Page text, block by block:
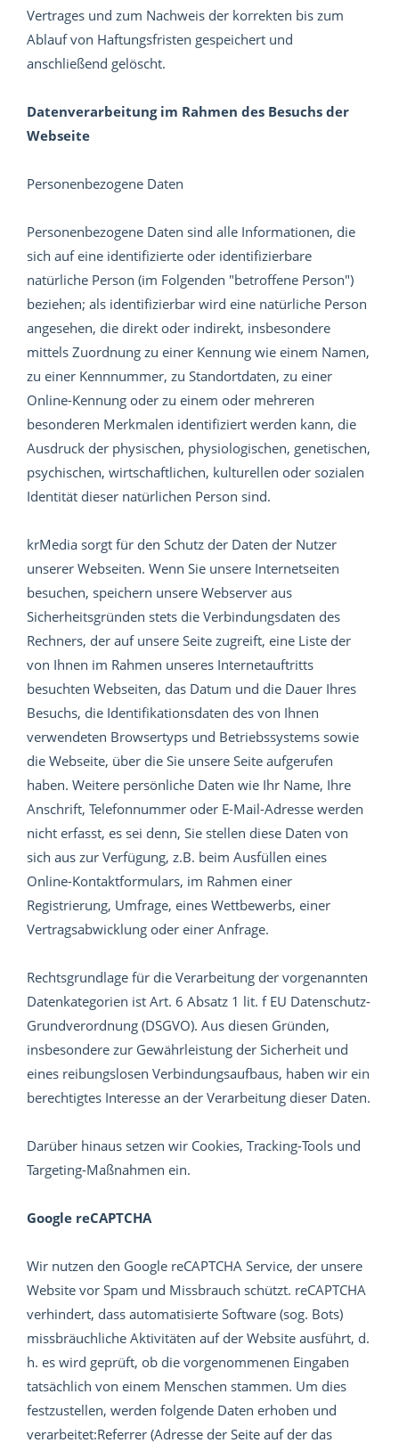
Vertrages und zum Nachweis der korrekten bis zum
Ablauf von Haftungsfristen gespeichert und
anschließend gelöscht.
Datenverarbeitung im Rahmen des Besuchs der
Webseite
Personenbezogene Daten
Personenbezogene Daten sind alle Informationen, die
sich auf eine identifizierte oder identifizierbare
natürliche Person (im Folgenden "betroffene Person")
beziehen; als identifizierbar wird eine natürliche Person
angesehen, die direkt oder indirekt, insbesondere
mittels Zuordnung zu einer Kennung wie einem Namen,
zu einer Kennnummer, zu Standortdaten, zu einer
Online-Kennung oder zu einem oder mehreren
besonderen Merkmalen identifiziert werden kann, die
Ausdruck der physischen, physiologischen, genetischen,
psychischen, wirtschaftlichen, kulturellen oder sozialen
Identität dieser natürlichen Person sind.
krMedia sorgt für den Schutz der Daten der Nutzer
unserer Webseiten. Wenn Sie unsere Internetseiten
besuchen, speichern unsere Webserver aus
Sicherheitsgründen stets die Verbindungsdaten des
Rechners, der auf unsere Seite zugreift, eine Liste der
von Ihnen im Rahmen unseres Internetauftritts
besuchten Webseiten, das Datum und die Dauer Ihres
Besuchs, die Identifikationsdaten des von Ihnen
verwendeten Browsertyps und Betriebssystems sowie
die Webseite, über die Sie unsere Seite aufgerufen
haben. Weitere persönliche Daten wie Ihr Name, Ihre
Anschrift, Telefonnummer oder E-Mail-Adresse werden
nicht erfasst, es sei denn, Sie stellen diese Daten von
sich aus zur Verfügung, z.B. beim Ausfüllen eines
Online-Kontaktformulars, im Rahmen einer
Registrierung, Umfrage, eines Wettbewerbs, einer
Vertragsabwicklung oder einer Anfrage.
Rechtsgrundlage für die Verarbeitung der vorgenannten
Datenkategorien ist Art. 6 Absatz 1 lit. f EU Datenschutz-
Grundverordnung (DSGVO). Aus diesen Gründen,
insbesondere zur Gewährleistung der Sicherheit und
eines reibungslosen Verbindungsaufbaus, haben wir ein
berechtigtes Interesse an der Verarbeitung dieser Daten.
Darüber hinaus setzen wir Cookies, Tracking-Tools und
Targeting-Maßnahmen ein.
Google reCAPTCHA
Wir nutzen den Google reCAPTCHA Service, der unsere
Website vor Spam und Missbrauch schützt. reCAPTCHA
verhindert, dass automatisierte Software (sog. Bots)
missbräuchliche Aktivitäten auf der Website ausführt, d.
h. es wird geprüft, ob die vorgenommenen Eingaben
tatsächlich von einem Menschen stammen. Um dies
festzustellen, werden folgende Daten erhoben und
verarbeitet:Referrer (Adresse der Seite auf der das